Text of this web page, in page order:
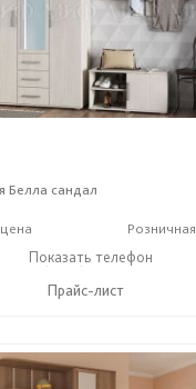
Белла сандал
цена Розничная
+7 (8412) 20-20-37
Показать телефон
Прайс-лист